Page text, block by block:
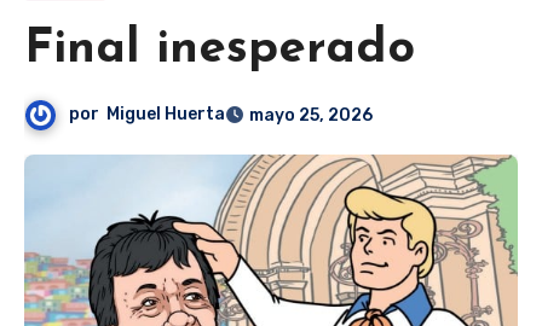
Final inesperado
por Miguel Huerta mayo 25, 2026